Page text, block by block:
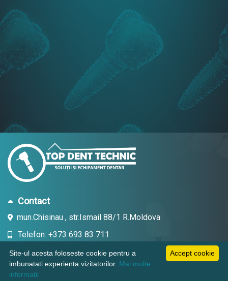
Contact
mun.Chisinau , str.Ismail 88/1 R.Moldova
Telefon: +373 693 83 711
Email: topdent.technic@gmail.com
Accept cookie
Site-ul acesta foloseste cookie pentru a
imbunatati experienta vizitatorilor. Mai multe
informatii